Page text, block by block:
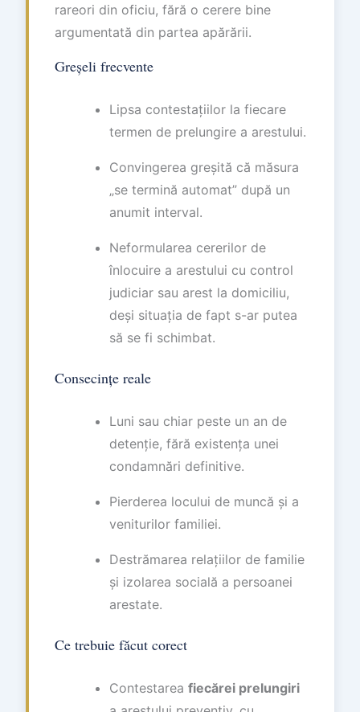
rareori din oficiu, fără o cerere bine
argumentată din partea apărării.
Greșeli frecvente
Lipsa contestațiilor la fiecare
termen de prelungire a arestului.
Convingerea greșită că măsura
„se termină automat” după un
anumit interval.
Neformularea cererilor de
înlocuire a arestului cu control
judiciar sau arest la domiciliu,
deși situația de fapt s-ar putea
să se fi schimbat.
Consecințe reale
Luni sau chiar peste un an de
detenție, fără existența unei
condamnări definitive.
Pierderea locului de muncă și a
veniturilor familiei.
Destrămarea relațiilor de familie
și izolarea socială a persoanei
arestate.
Ce trebuie făcut corect
Contestarea fiecărei prelungiri